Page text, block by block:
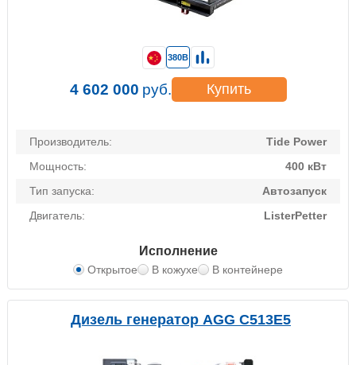
Производитель:
Tide Power
Мощность:
400 кВт
Тип запуска:
Автозапуск
Двигатель:
ListerPetter
Исполнение
Открытое В кожухе В контейнере
380В
4 602 000 руб. Купить
Дизель генератор AGG C513E5